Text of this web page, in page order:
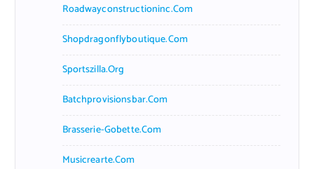
Roadwayconstructioninc.com
Shopdragonflyboutique.com
Sportszilla.org
Batchprovisionsbar.com
Brasserie-Gobette.com
Musicrearte.com